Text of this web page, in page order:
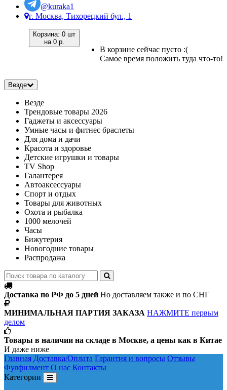
@kuraka1
г. Москва, Тихорецкий бул., 1
Корзина: 0 шт
на 0 р.
В корзине сейчас пусто :(
Самое время положить туда что-то!
Везде
Везде
Трендовые товары 2026
Гаджеты и аксессуары
Умные часы и фитнес браслеты
Для дома и дачи
Красота и здоровье
Детские игрушки и товары
TV Shop
Галантерея
Автоаксессуары
Спорт и отдых
Товары для животных
Охота и рыбалка
1000 мелочей
Часы
Бижутерия
Новогодние товары
Распродажа
Доставка по РФ до 5 дней Но доставляем также и по СНГ
МИНИМАЛЬНАЯ ПАРТИЯ ЗАКАЗА НАЖМИТЕ первым
делом
Товары в наличии на складе в Москве, а цены как в Китае
И даже ниже
Главная Доставка/Оплата Гарантия и вопросы Отзывы
Фулфилмент О нас Контакты
Категории